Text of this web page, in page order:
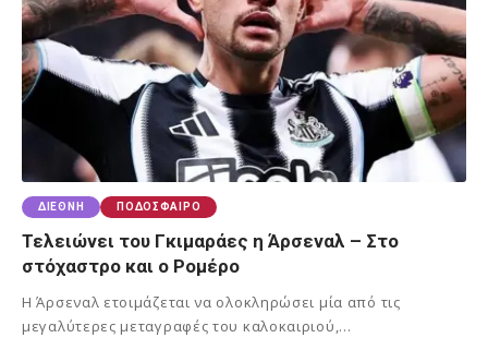
ΔΙΕΘΝΉ ΠΟΔΌΣΦΑΙΡΟ
Τελειώνει του Γκιμαράες η Άρσεναλ – Στο
στόχαστρο και ο Ρομέρο
Η Άρσεναλ ετοιμάζεται να ολοκληρώσει μία από τις
μεγαλύτερες μεταγραφές του καλοκαιριού,…